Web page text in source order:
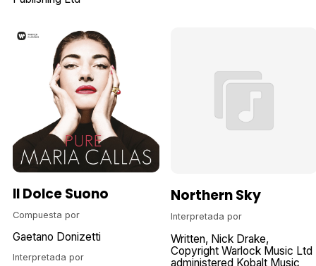
Il Dolce Suono
Compuesta por
Gaetano Donizetti
Interpretada por
Northern Sky
Interpretada por
Written Nick Drake
Copyright Warlock Music Ltd
administered Kobalt Music